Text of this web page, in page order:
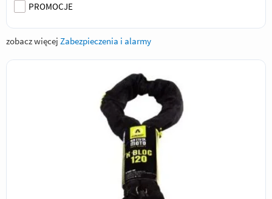
PROMOCJE
zobacz więcej Zabezpieczenia i alarmy